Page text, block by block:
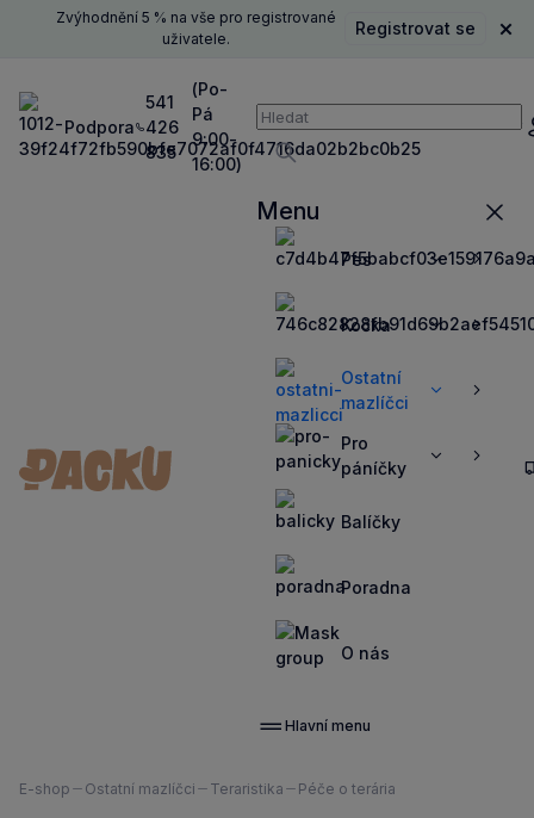
Zvýhodnění 5 % na vše pro registrované
uživatele.
Registrovat se
Podpora
541
426
835
(Po-
Pá
9:00-
16:00)
Vyhledávání
Vyhledávat
Menu
Pes
ZobrazitZobrazit
Kočka
ZobrazitZobrazit
Ostatní
mazlíčci
ZobrazitZobrazit
Pro
páníčky
ZobrazitZobrazit
Balíčky
Poradna
O nás
Hlavní menu
Nacházíte
E-shop Ostatní mazlíčci Teraristika Péče o terária